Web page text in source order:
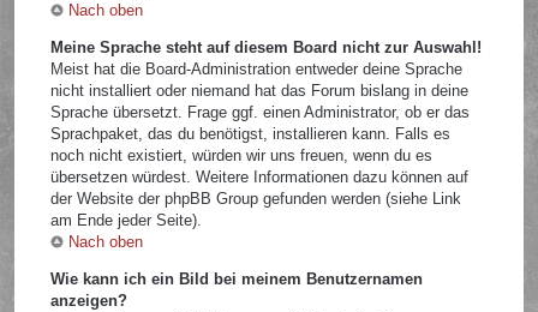
Nach oben
Meine Sprache steht auf diesem Board nicht zur Auswahl!
Meist hat die Board-Administration entweder deine Sprache
nicht installiert oder niemand hat das Forum bislang in deine
Sprache übersetzt. Frage ggf. einen Administrator, ob er das
Sprachpaket, das du benötigst, installieren kann. Falls es
noch nicht existiert, würden wir uns freuen, wenn du es
übersetzen würdest. Weitere Informationen dazu können auf
der Website der phpBB Group gefunden werden (siehe Link
am Ende jeder Seite).
Nach oben
Wie kann ich ein Bild bei meinem Benutzernamen
anzeigen?